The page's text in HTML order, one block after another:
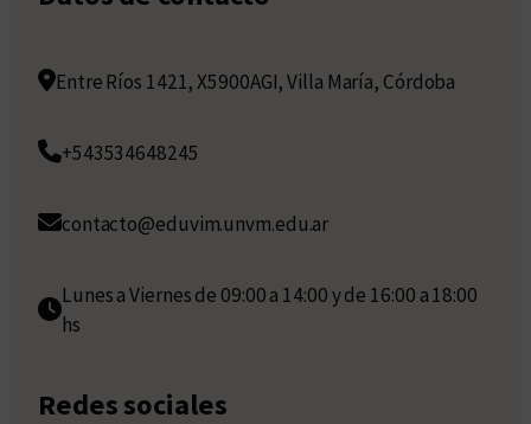
Entre Ríos 1421, X5900AGI, Villa María, Córdoba
+543534648245
contacto@eduvim.unvm.edu.ar
Lunes a Viernes de 09:00 a 14:00 y de 16:00 a 18:00
hs
Redes sociales